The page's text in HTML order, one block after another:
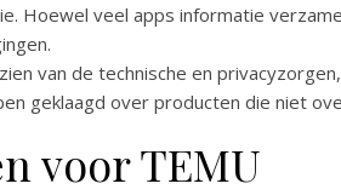
Hoewel veel apps informatie
van de technische en
geklaagd over producten die niet
voor TEMU